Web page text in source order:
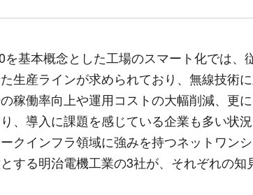
を基本概念とした工場のスマート化では、
生産ラインが求められており、無線技術
稼働率向上や運用コストの大幅削減、更
、導入に課題を感じている企業も多い状況
クインフラ領域に強みを持つネットワン
する明治電機工業の3社が、それぞれの知